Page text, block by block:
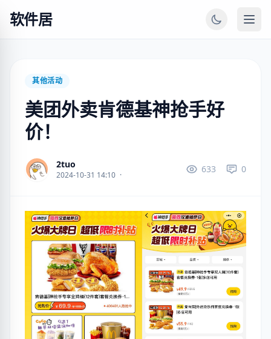
软件居
其他活动
美团外卖肯德基神抢手好
价！
2tuo
2024-10-31 14:10 ·
633 0